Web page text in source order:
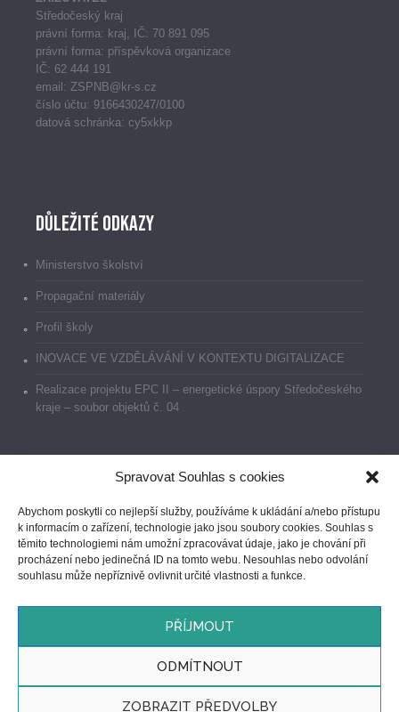
Spravovat Souhlas s cookies
Abychom poskytli co nejlepší služby, používáme k ukládání a/nebo přístupu
k informacím o zařízení, technologie jako jsou soubory cookies. Souhlas s
těmito technologiemi nám umožní zpracovávat údaje, jako je chování při
procházení nebo jedinečná ID na tomto webu. Nesouhlas nebo odvolání
souhlasu může nepříznivě ovlivnit určité vlastnosti a funkce.
PŘÍJMOUT
ODMÍTNOUT
ZOBRAZIT PŘEDVOLBY
Středočeský kraj
právní forma: kraj, IČ: 70 891 095
právní forma: příspěvková organizace
IČ: 62 444 191
email: ZSPNB@kr-s.cz
číslo účtu: 9166430247/0100
datová schránka: cy5xkkp
Důležité odkazy
Ministerstvo školství
Propagační materiály
Profil školy
INOVACE VE VZDĚLÁVÁNÍ V KONTEXTU DIGITALIZACE
Realizace projektu EPC II – energetické úspory Středočeského
kraje – soubor objektů č. 04
Prohlášení o přístupnosti
GDPR